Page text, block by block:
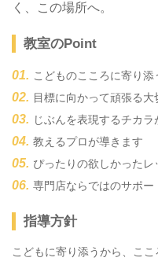
く、この場所へ。
教室のPoint
こどものこころに寄り添
目標に向かって頑張る大
じぶんを表現するチカラ
教えるプロが導きます
ぴったりの欲しかったレ
専門店ならではのサポー
指導方針
こどもに寄り添うから、こ